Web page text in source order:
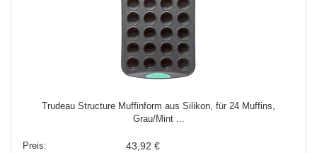
Trudeau Structure Muffinform aus Silikon, für 24 Muffins,
Grau/Mint ...
43,92 €